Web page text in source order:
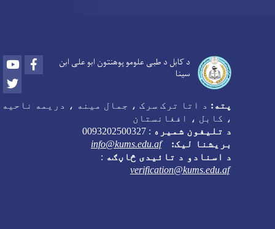
د کابل د طبی علومو پوهنتون ابو علی ابن
سینا
Youtube Facebook
پته: د اتا ترک سرک ، جمال مینه ، دریمه ناحیه
، کابل ، افغانستان
د تلیفون شمیره :
بریشنا لیک:
info@kums.edu.af
د اسنادو د تائیدی څاڼګه :
verification@kums.edu.af